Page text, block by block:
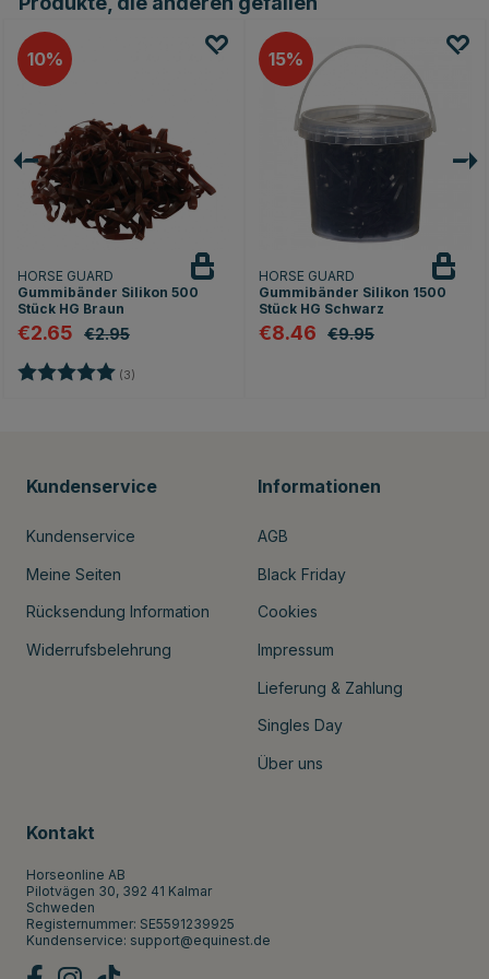
10
HORSE GUARD
Gummibänder Silikon 500
Stück HG Braun
€2.65 €2.95
Bewertung: (3)
15
HORSE GUARD
Gummibänder Silikon 1500
Stück HG Schwarz
€8.46 €9.95
Kundenservice
Kundenservice
Meine Seiten
Rücksendung Information
Widerrufsbelehrung
Informationen
AGB
Black Friday
Cookies
Impressum
Lieferung & Zahlung
Singles Day
Über uns
Kontakt
Horseonline AB
Pilotvägen 30, 392 41 Kalmar
Schweden
Registernummer: SE5591239925
Kundenservice: support@equinest.de